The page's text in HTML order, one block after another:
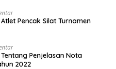
Pencak Silat Turnamen
Penjelasan Nota
2022